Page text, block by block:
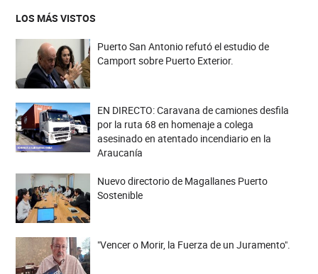
LOS MÁS VISTOS
Puerto San Antonio refutó el estudio de
Camport sobre Puerto Exterior.
EN DIRECTO: Caravana de camiones desfila
por la ruta 68 en homenaje a colega
asesinado en atentado incendiario en la
Araucanía
Nuevo directorio de Magallanes Puerto
Sostenible
"Vencer o Morir, la Fuerza de un Juramento".